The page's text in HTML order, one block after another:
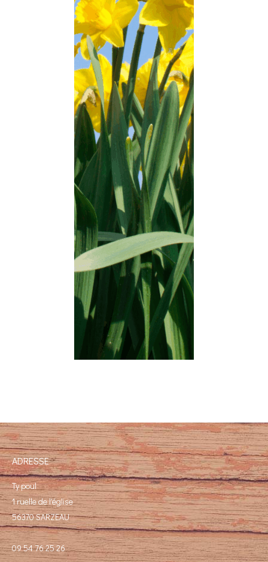
ADRESSE
Ty poul
1 ruelle de l'église
56370 SARZEAU
09 54 76 25 26